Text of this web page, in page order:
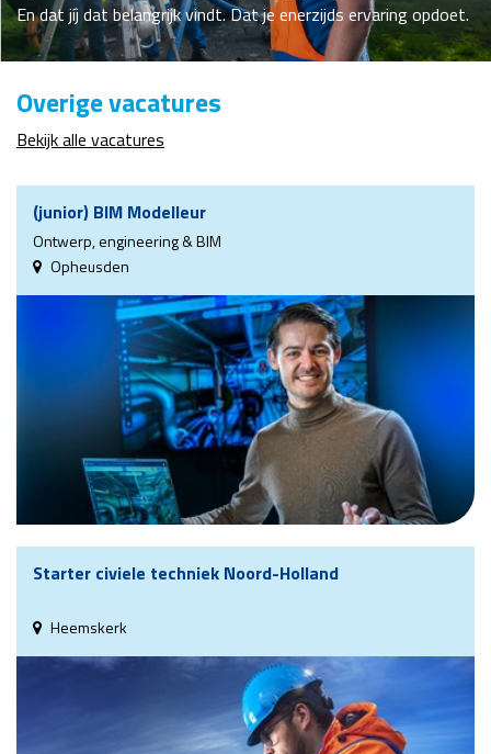
En dat jíj dat belangrijk vindt. Dat je enerzijds ervaring opdoet.
Overige vacatures
Bekijk alle vacatures
(junior) BIM Modelleur
Ontwerp, engineering & BIM
Opheusden
Starter civiele techniek Noord-Holland
Heemskerk